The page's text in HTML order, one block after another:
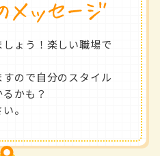
ょう！楽しい職場で
ので自分のスタイル
かも？
。